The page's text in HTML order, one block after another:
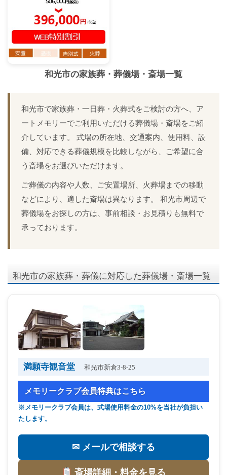
和光市の家族葬・葬儀場・斎場一覧
和光市で家族葬・一日葬・火葬式をご検討の方へ、ア
ートメモリーでご利用いただける葬儀場・斎場をご紹
介しています。 式場の所在地、交通案内、使用料、設
備、対応できる葬儀規模を比較しながら、ご希望に合
う斎場をお選びいただけます。
ご葬儀の内容や人数、ご安置場所、火葬場までの移動
などにより、適した斎場は異なります。 和光市周辺で
葬儀場をお探しの方は、事前相談・お見積りも無料で
承っております。
和光市の家族葬・葬儀に対応した葬儀場・斎場一覧
満願寺観音堂 和光市新倉3-8-25
メモリークラブ会員特典はこちら
※メモリークラブ会員は、式場使用料金の10%を当社が負担い
たします。
✉ メールで相談する
斎場詳細・料金を見る